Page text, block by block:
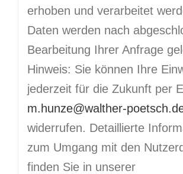
erhoben und verarbeitet
Daten werden nach
Bearbeitung Ihrer Anfrage
Hinweis: Sie können Ihre
jederzeit für die Zukunft per
m.hunze@walther-
widerrufen. Detaillierte
zum Umgang mit den
finden Sie in unserer